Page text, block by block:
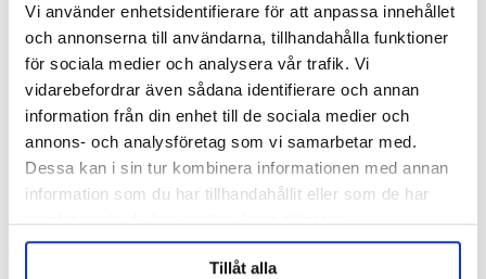
Vi använder enhetsidentifierare för att anpassa innehållet
och annonserna till användarna, tillhandahålla funktioner
för sociala medier och analysera vår trafik. Vi
vidarebefordrar även sådana identifierare och annan
information från din enhet till de sociala medier och
annons- och analysföretag som vi samarbetar med.
Dessa kan i sin tur kombinera informationen med annan
information som du har tillhandahållit eller som de har
samlat in när du har använt deras tjänster.
Tillåt alla
John Guest
PE-slang 5/16" - 3.3 MM
29 kr/m
ANDRA KÖPTE ÄVEN